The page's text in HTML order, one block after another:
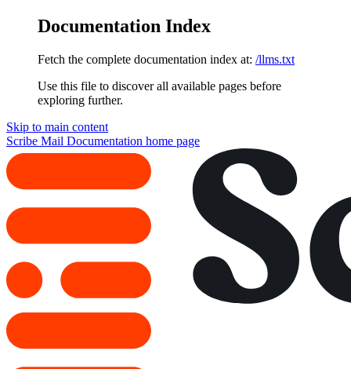
Documentation Index
Fetch the complete documentation index at: /llms.txt
Use this file to discover all available pages before
exploring further.
Skip to main content
Scribe Mail Documentation home page